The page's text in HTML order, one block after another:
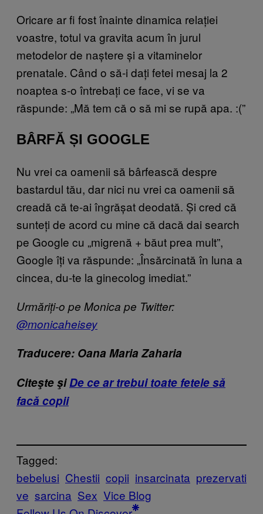
Oricare ar fi fost înainte dinamica relației
voastre, totul va gravita acum în jurul
metodelor de naștere și a vitaminelor
prenatale. Când o să-i dați fetei mesaj la 2
noaptea s-o întrebați ce face, vi se va
răspunde: „Mă tem că o să mi se rupă apa. :(”
BÂRFĂ ȘI GOOGLE
Nu vrei ca oamenii să bârfească despre
bastardul tău, dar nici nu vrei ca oamenii să
creadă că te-ai îngrășat deodată. Și cred că
sunteți de acord cu mine că dacă dai search
pe Google cu „migrenă + băut prea mult”,
Google îți va răspunde: „Însărcinată în luna a
cincea, du-te la ginecolog imediat.”
Urmăriți-o pe Monica pe Twitter:
@monicaheisey
Traducere: Oana Maria Zaharia
Citeşte şiDe ce ar trebui toate fetele să
facă copii
Tagged:
bebelusi Chestii copii insarcinata prezervati
ve sarcina Sex Vice Blog